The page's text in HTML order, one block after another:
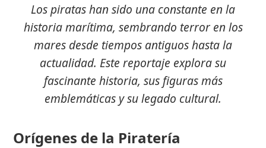
Los piratas han sido una constante en la
historia marítima, sembrando terror en los
mares desde tiempos antiguos hasta la
actualidad. Este reportaje explora su
fascinante historia, sus figuras más
emblemáticas y su legado cultural.
Orígenes de la Piratería